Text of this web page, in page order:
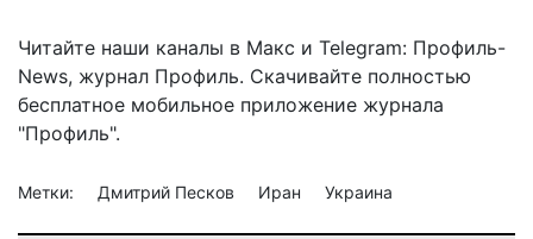
Читайте наши каналы в Макс и Telegram: Профиль-
News, журнал Профиль. Скачивайте полностью
бесплатное мобильное приложение журнала
"Профиль".
Метки: Дмитрий Песков Иран Украина